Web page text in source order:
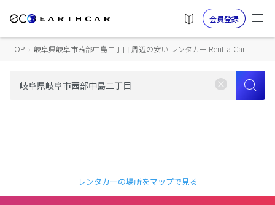
会員登録
TOP › 岐阜県岐阜市茜部中島二丁目 周辺の安い レンタカー Rent-a-Car
レンタカーの場所をマップで見る